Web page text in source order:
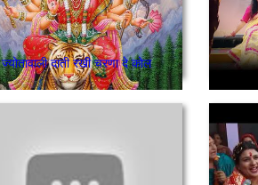
ज्योतावाली दाती रखी चरणा दे कोल